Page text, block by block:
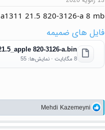
21.5 820-3126-a 8 mb
فایل های ضمیمه
820-3126-a.bin
8 مگابایت · نمایش‌ها: 55
واکنش‌ها:
Mehdi Kazemeyni